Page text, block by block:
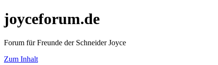
joyceforum.de
Forum für Freunde der Schneider Joyce
Zum Inhalt